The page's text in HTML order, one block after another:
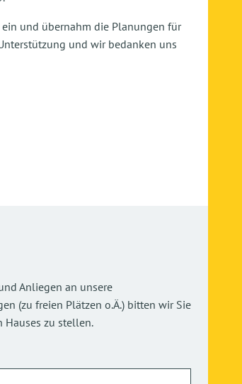
und übernahm die Planungen für
und wir bedanken uns
Anliegen an unsere
(zu freien Plätzen o.Ä.) bitten wir Sie
Hauses zu stellen.